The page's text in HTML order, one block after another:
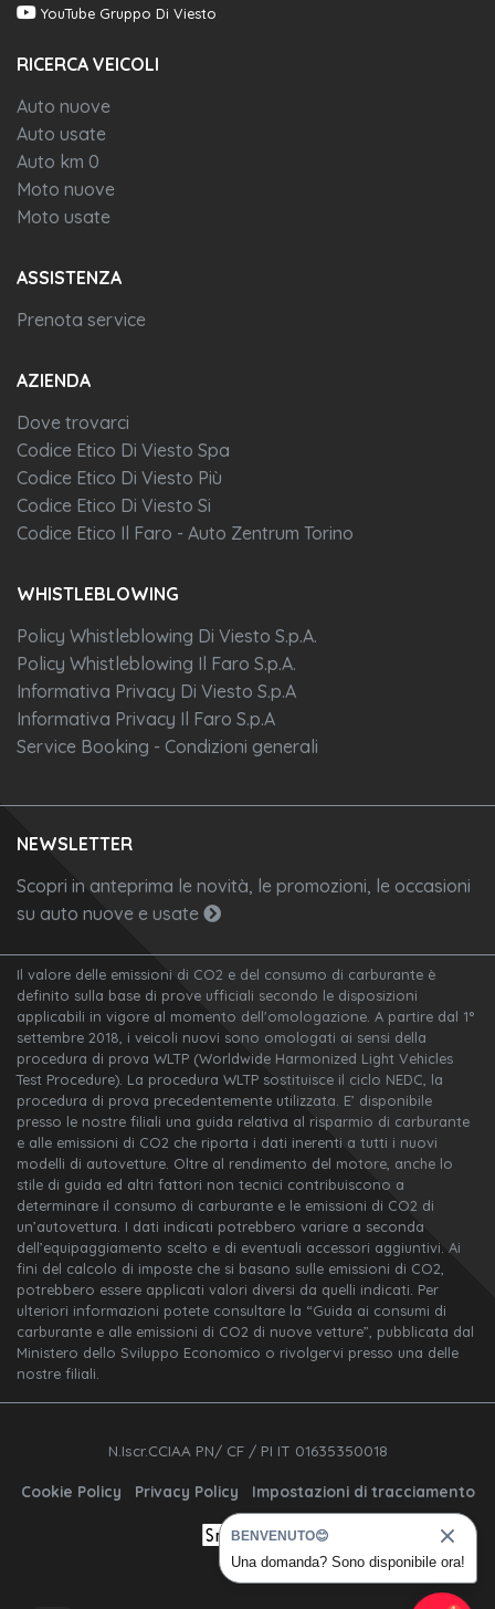
YouTube Gruppo Di Viesto
RICERCA VEICOLI
Auto nuove
Auto usate
Auto km 0
Moto nuove
Moto usate
ASSISTENZA
Prenota service
AZIENDA
Dove trovarci
Codice Etico Di Viesto Spa
Codice Etico Di Viesto Più
Codice Etico Di Viesto Si
Codice Etico Il Faro - Auto Zentrum Torino
WHISTLEBLOWING
Policy Whistleblowing Di Viesto S.p.A.
Policy Whistleblowing Il Faro S.p.A.
Informativa Privacy Di Viesto S.p.A
Informativa Privacy Il Faro S.p.A
Service Booking - Condizioni generali
NEWSLETTER
Scopri in anteprima le novità, le promozioni, le occasioni
su auto nuove e usate
Il valore delle emissioni di CO2 e del consumo di carburante è
definito sulla base di prove ufficiali secondo le disposizioni
applicabili in vigore al momento dell'omologazione. A partire dal 1°
settembre 2018, i veicoli nuovi sono omologati ai sensi della
procedura di prova WLTP (Worldwide Harmonized Light Vehicles
Test Procedure). La procedura WLTP sostituisce il ciclo NEDC, la
procedura di prova precedentemente utilizzata. E’ disponibile
presso le nostre filiali una guida relativa al risparmio di carburante
e alle emissioni di CO2 che riporta i dati inerenti a tutti i nuovi
modelli di autovetture. Oltre al rendimento del motore, anche lo
stile di guida ed altri fattori non tecnici contribuiscono a
determinare il consumo di carburante e le emissioni di CO2 di
un’autovettura. I dati indicati potrebbero variare a seconda
dell’equipaggiamento scelto e di eventuali accessori aggiuntivi. Ai
fini del calcolo di imposte che si basano sulle emissioni di CO2,
potrebbero essere applicati valori diversi da quelli indicati. Per
ulteriori informazioni potete consultare la “Guida ai consumi di
carburante e alle emissioni di CO2 di nuove vetture”, pubblicata dal
Ministero dello Sviluppo Economico o rivolgervi presso una delle
nostre filiali.
N.Iscr.CCIAA PN/ CF / PI IT 01635350018
Cookie Policy Privacy Policy Impostazioni di tracciamento
BENVENUTO😊
Una domanda? Sono disponibile ora!